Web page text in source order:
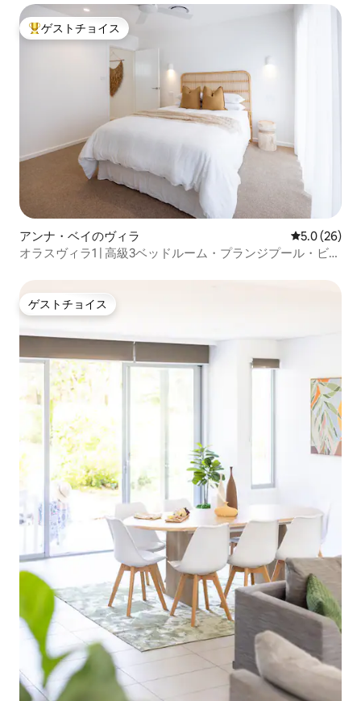
大好評のゲストチョイスです。
ゲストチョイス
アンナ・ベイのヴィラ レビュー26
5.0 (26)
オラスヴィラ1 | 高級3ベッドルーム・プランジプール・ビー
ゲストチョイス
ゲストチョイス